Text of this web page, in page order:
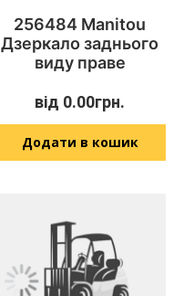
256484 Manitou
Дзеркало заднього
виду праве
від 0.00грн.
Додати в кошик